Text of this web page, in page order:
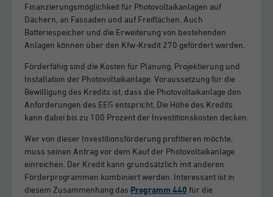
Finanzierungsmöglichkeit für Photovoltaikanlagen auf
Dächern, an Fassaden und auf Freiflächen. Auch
Batteriespeicher und die Erweiterung von bestehenden
Anlagen können über den Kfw-Kredit 270 gefördert werden.
Förderfähig sind die Kosten für Planung, Projektierung und
Installation der Photovoltaikanlage. Voraussetzung für die
Bewilligung des Kredits ist, dass die Photovoltaikanlage den
Anforderungen des EEG entspricht. Die Höhe des Kredits
kann dabei bis zu 100 Prozent der Investitionskosten decken.
Wer von dieser Investitionsförderung profitieren möchte,
muss seinen Antrag vor dem Kauf der Photovoltaikanlage
einreichen. Der Kredit kann grundsätzlich mit anderen
Förderprogrammen kombiniert werden. Interessant ist in
diesem Zusammenhang das Programm 440 für die